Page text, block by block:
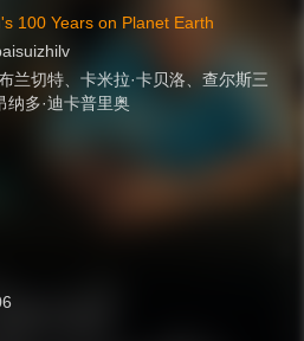
100 Years on Planet Earth
兰切特 卡米拉·卡贝洛
查尔斯三
纳多·迪卡普里奥